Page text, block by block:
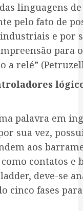
linguagens
pelo fato de
e por
para
relé”
palavra em
sua vez,
aos
contatos e
deve-se
cinco fases